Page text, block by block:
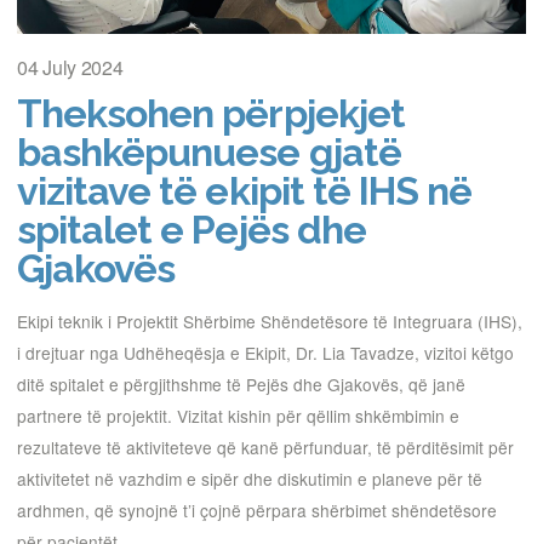
04 July 2024
Theksohen përpjekjet
bashkëpunuese gjatë
vizitave të ekipit të IHS në
spitalet e Pejës dhe
Gjakovës
Ekipi teknik i Projektit Shërbime Shëndetësore të Integruara (IHS),
i drejtuar nga Udhëheqësja e Ekipit, Dr. Lia Tavadze, vizitoi këtgo
ditë spitalet e përgjithshme të Pejës dhe Gjakovës, që janë
partnere të projektit. Vizitat kishin për qëllim shkëmbimin e
rezultateve të aktiviteteve që kanë përfunduar, të përditësimit për
aktivitetet në vazhdim e sipër dhe diskutimin e planeve për të
ardhmen, që synojnë t’i çojnë përpara shërbimet shëndetësore